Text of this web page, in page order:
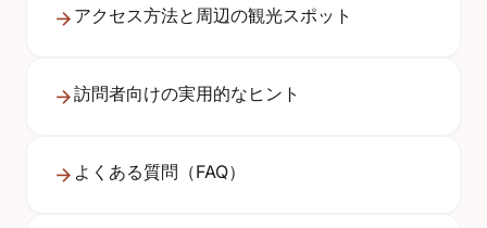
アクセス方法と周辺の観光スポット
訪問者向けの実用的なヒント
よくある質問（FAQ）